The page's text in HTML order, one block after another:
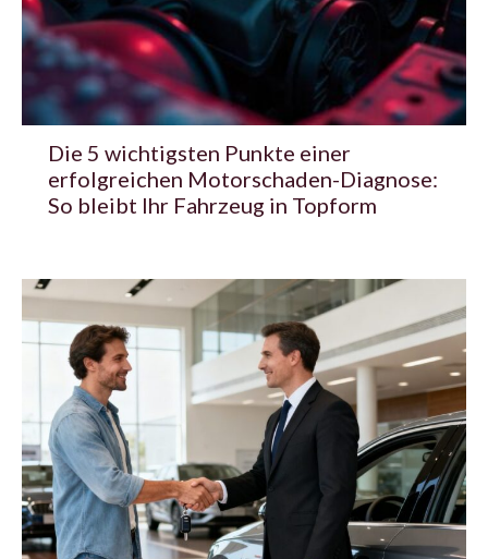
Die 5 wichtigsten Punkte einer
erfolgreichen Motorschaden-Diagnose:
So bleibt Ihr Fahrzeug in Topform